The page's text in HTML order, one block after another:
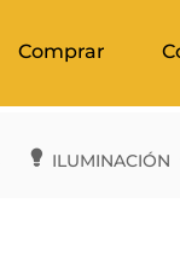
Comprar
ILUMINACIÓN